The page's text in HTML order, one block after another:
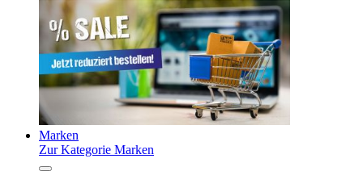
Marken
Zur Kategorie Marken